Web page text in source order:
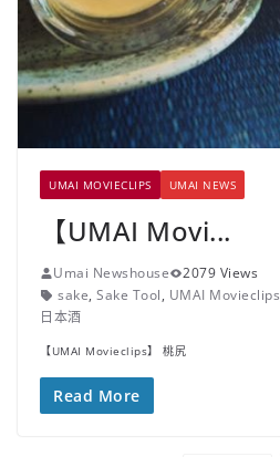
UMAI MOVIECLIPS UMAI NEWS
【UMAI Movi...
Umai Newshouse
2079 Views
sake, Sake Tool, UMAI Movieclips
日本酒
【UMAI Movieclips】 桃尻
Read More